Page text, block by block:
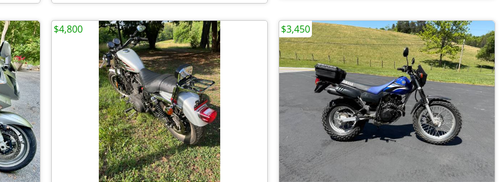
$4,800 $3,450